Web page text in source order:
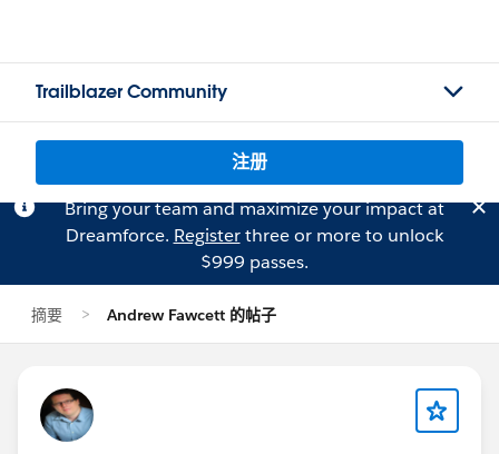
Trailblazer Community
注册
Bring your team and maximize your impact at
Dreamforce. Registerthree or more to unlock
$999 passes.
摘要 Andrew Fawcett 的帖子